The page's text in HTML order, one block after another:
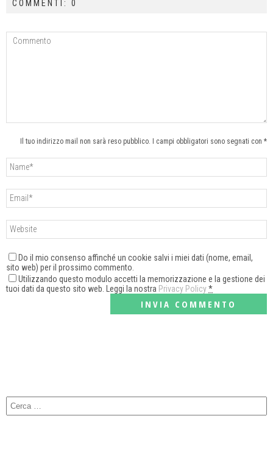
COMMENTI: 0
Il tuo indirizzo mail non sarà reso pubblico. I campi obbligatori sono segnati con *
Do il mio consenso affinché un cookie salvi i miei dati (nome, email,
sito web) per il prossimo commento.
Utilizzando questo modulo accetti la memorizzazione e la gestione dei
tuoi dati da questo sito web. Leggi la nostra Privacy Policy*